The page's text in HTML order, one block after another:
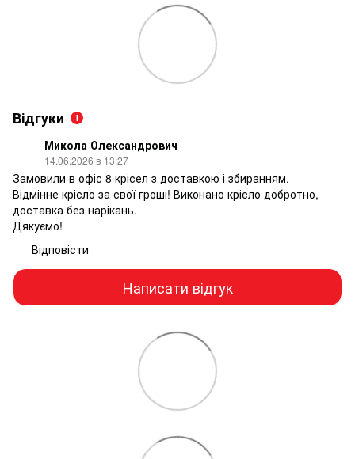
Відгуки 1
Микола Олександрович
14.06.2026 в 13:27
Замовили в офіс 8 крісел з доставкою і збиранням.
Відмінне крісло за свої гроші! Виконано крісло добротно,
доставка без нарікань.
Дякуємо!
Відповісти
Написати відгук